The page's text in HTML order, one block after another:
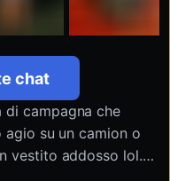
chat
di campagna che
su un camion o
vestito addosso lol.